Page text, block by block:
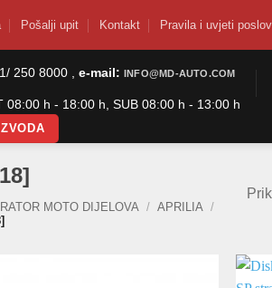
Pošalji upit Kontakt Pravila i uvjeti
250 8000 , e-mail: INFO@MD-AUTO.COM
08:00 h - 18:00 h, SUB 08:00 h - 13:00 h
MOTO DIJELOVA / APRILIA /